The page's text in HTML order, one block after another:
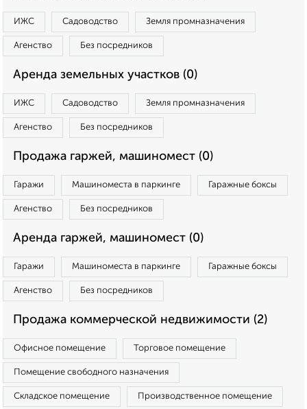
ИЖС Садоводство Земля промназначения
Агенство Без посредников
Аренда земельных участков (0)
ИЖС Садоводство Земля промназначения
Агенство Без посредников
Продажа гаржей, машиномест (0)
Гаражи Машиноместа в паркинге Гаражные боксы
Агенство Без посредников
Аренда гаржей, машиномест (0)
Гаражи Машиноместа в паркинге Гаражные боксы
Агенство Без посредников
Продажа коммерческой недвижимости (2)
Офисное помещение Торговое помещение
Помещение свободного назначения
Складское помещение Производственное помещение